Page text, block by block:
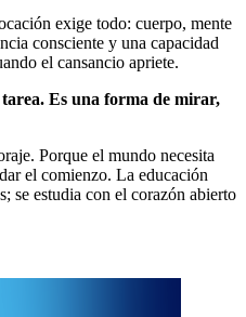
exige todo: cuerpo, mente
consciente y una capacidad
el cansancio apriete.
Es una forma de mirar,
Porque el mundo necesita
el comienzo. La educación
se estudia con el corazón abierto